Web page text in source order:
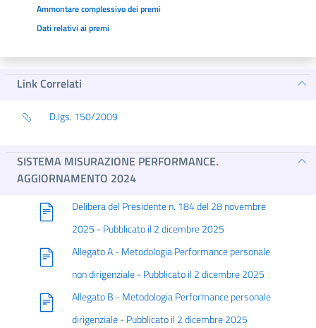
Ammontare complessivo dei premi
Dati relativi ai premi
Link Correlati
D.lgs. 150/2009
SISTEMA MISURAZIONE PERFORMANCE.
AGGIORNAMENTO 2024
Delibera del Presidente n. 184 del 28 novembre
2025 - Pubblicato il 2 dicembre 2025
Allegato A - Metodologia Performance personale
non dirigenziale - Pubblicato il 2 dicembre 2025
Allegato B - Metodologia Performance personale
dirigenziale - Pubblicato il 2 dicembre 2025